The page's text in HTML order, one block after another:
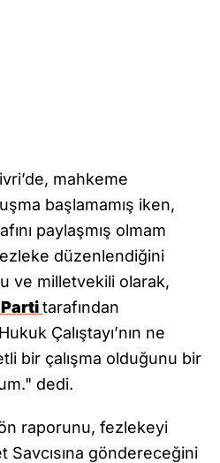
mahkeme
başlamamış iken,
paylaşmış olmam
düzenlendiğini
ve milletvekili olarak,
tarafından
Çalıştayı’nın ne
bir çalışma olduğunu bir
dedi.
raporunu, fezlekeyi
Savcısına göndereceğini